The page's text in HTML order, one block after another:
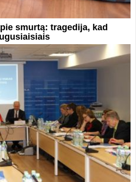
smurtą: tragedija, kad